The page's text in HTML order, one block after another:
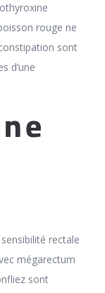
rouge ne
sont
d’une
rectale
mégarectum
sont